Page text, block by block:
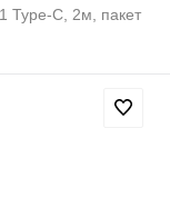
Type-C, 2м, пакет